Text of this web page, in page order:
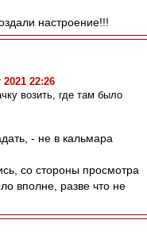
настроение!!!
22:26
возить, где там было
- не в кальмара
со стороны просмотра
вполне, разве что не